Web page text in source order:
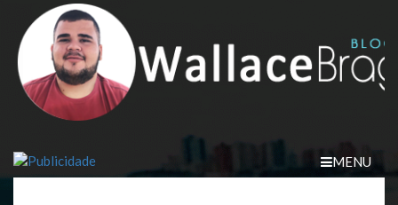
content
MENU